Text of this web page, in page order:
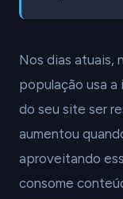
Nos dias atuais,
população usa
do seu site ser
aumentou
aproveitando
consome